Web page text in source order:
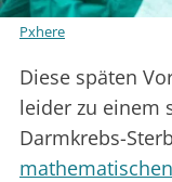
Pxhere
Diese späten
leider zu einem
Darmkrebs-